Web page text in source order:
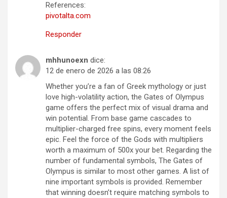
References:
pivotalta.com
Responder
mhhunoexn dice:
12 de enero de 2026 a las 08:26
Whether you’re a fan of Greek mythology or just
love high-volatility action, the Gates of Olympus
game offers the perfect mix of visual drama and
win potential. From base game cascades to
multiplier-charged free spins, every moment feels
epic. Feel the force of the Gods with multipliers
worth a maximum of 500x your bet. Regarding the
number of fundamental symbols, The Gates of
Olympus is similar to most other games. A list of
nine important symbols is provided. Remember
that winning doesn’t require matching symbols to